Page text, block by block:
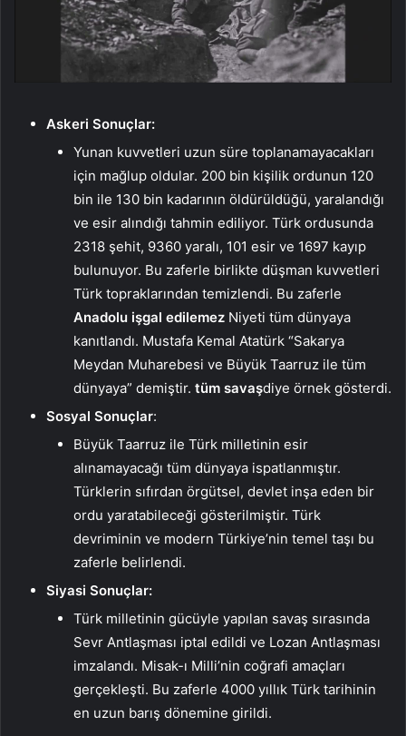
Askeri Sonuçlar:
Yunan kuvvetleri uzun süre toplanamayacakları
için mağlup oldular. 200 bin kişilik ordunun 120
bin ile 130 bin kadarının öldürüldüğü, yaralandığı
ve esir alındığı tahmin ediliyor. Türk ordusunda
2318 şehit, 9360 yaralı, 101 esir ve 1697 kayıp
bulunuyor. Bu zaferle birlikte düşman kuvvetleri
Türk topraklarından temizlendi. Bu zaferle
Anadolu işgal edilemez Niyeti tüm dünyaya
kanıtlandı. Mustafa Kemal Atatürk “Sakarya
Meydan Muharebesi ve Büyük Taarruz ile tüm
dünyaya” demiştir. tüm savaşdiye örnek gösterdi.
Sosyal Sonuçlar:
Büyük Taarruz ile Türk milletinin esir
alınamayacağı tüm dünyaya ispatlanmıştır.
Türklerin sıfırdan örgütsel, devlet inşa eden bir
ordu yaratabileceği gösterilmiştir. Türk
devriminin ve modern Türkiye’nin temel taşı bu
zaferle belirlendi.
Siyasi Sonuçlar:
Türk milletinin gücüyle yapılan savaş sırasında
Sevr Antlaşması iptal edildi ve Lozan Antlaşması
imzalandı. Misak-ı Milli’nin coğrafi amaçları
gerçekleşti. Bu zaferle 4000 yıllık Türk tarihinin
en uzun barış dönemine girildi.